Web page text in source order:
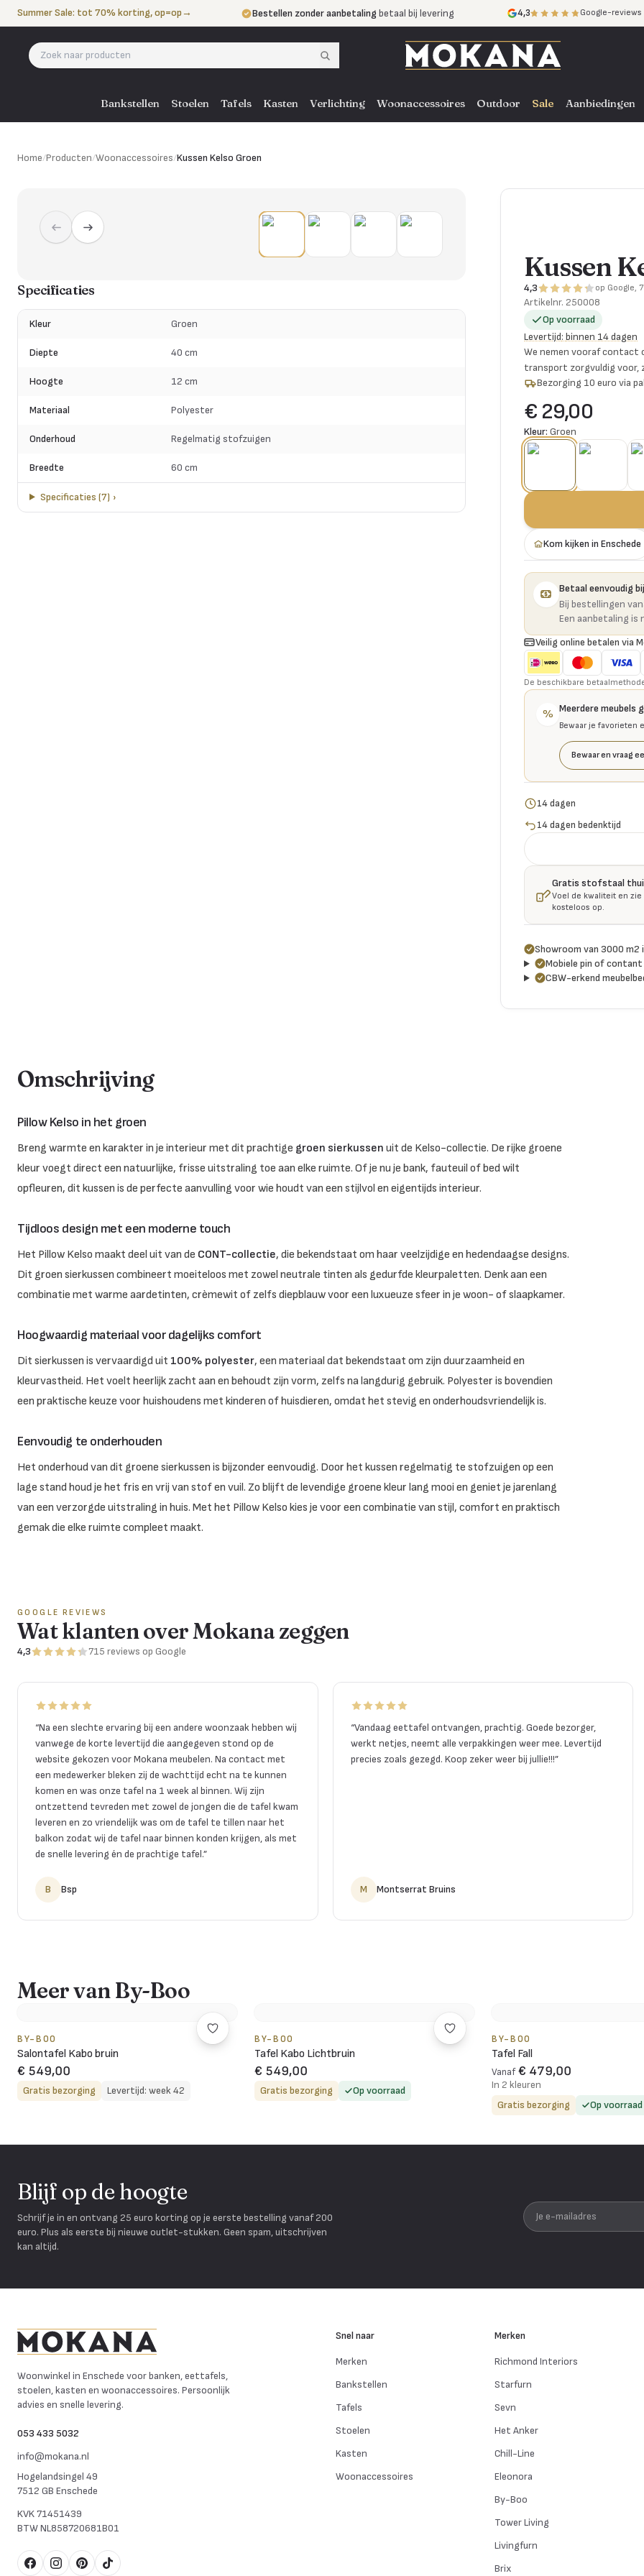
Naar de inhoud
Summer Sale: tot 70% korting, op=op→ Bestellen zonder aanbetaling betaal bij levering
Eigen bezorgdienst door heel NL, BE en DE
4,3 Google-reviews
Bankstellen Stoelen Tafels Kasten Verlichting Woonaccessoires Outdoor Sale Aanbiedingen
Home/Producten/Woonaccessoires/Kussen Kelso Groen
Specificaties
Kleur Groen
Diepte 40 cm
Hoogte 12 cm
Materiaal Polyester
Onderhoud Regelmatig stofzuigen
Breedte 60 cm
Specificaties (7) ›
Kussen
4,3 op Google,
Artikelnr. 250008
Op voorraad
Levertijd: binnen 14 dagen
We nemen vooraf contact
transport zorgvuldig voor,
Bezorging 10 euro via
€ 29,00
Kleur: Groen
Kom kijken in Enschede
Betaal eenvoudig
Bij bestellingen
Een aanbetaling is
Veilig online betalen via
De beschikbare
% Meerdere meubels
Bewaar je favorieten
Bewaar en vraag
14 dagen
14 dagen bedenktijd
Gratis stofstaal
Voel de kwaliteit en
kosteloos op.
Showroom van 3000 m2
Mobiele pin of contant
CBW-erkend
Omschrijving
Pillow Kelso in het groen
Breng warmte en karakter in je interieur met dit prachtige groen sierkussen uit de Kelso-collectie. De rijke groene
kleur voegt direct een natuurlijke, frisse uitstraling toe aan elke ruimte. Of je nu je bank, fauteuil of bed wilt
opfleuren, dit kussen is de perfecte aanvulling voor wie houdt van een stijlvol en eigentijds interieur.
Tijdloos design met een moderne touch
Het Pillow Kelso maakt deel uit van de CONT-collectie, die bekendstaat om haar veelzijdige en hedendaagse designs.
Dit groen sierkussen combineert moeiteloos met zowel neutrale tinten als gedurfde kleurpaletten. Denk aan een
combinatie met warme aardetinten, crèmewit of zelfs diepblauw voor een luxueuze sfeer in je woon- of slaapkamer.
Hoogwaardig materiaal voor dagelijks comfort
Dit sierkussen is vervaardigd uit 100% polyester, een materiaal dat bekendstaat om zijn duurzaamheid en
kleurvastheid. Het voelt heerlijk zacht aan en behoudt zijn vorm, zelfs na langdurig gebruik. Polyester is bovendien
een praktische keuze voor huishoudens met kinderen of huisdieren, omdat het stevig en onderhoudsvriendelijk is.
Eenvoudig te onderhouden
Het onderhoud van dit groene sierkussen is bijzonder eenvoudig. Door het kussen regelmatig te stofzuigen op een
lage stand houd je het fris en vrij van stof en vuil. Zo blijft de levendige groene kleur lang mooi en geniet je jarenlang
van een verzorgde uitstraling in huis. Met het Pillow Kelso kies je voor een combinatie van stijl, comfort en praktisch
gemak die elke ruimte compleet maakt.
GOOGLE REVIEWS
Wat klanten over Mokana zeggen
4,3 715 reviews op Google
“Na een slechte ervaring bij een andere woonzaak hebben wij
vanwege de korte levertijd die aangegeven stond op de
website gekozen voor Mokana meubelen. Na contact met
een medewerker bleken zij de wachttijd echt na te kunnen
komen en was onze tafel na 1 week al binnen. Wij zijn
ontzettend tevreden met zowel de jongen die de tafel kwam
leveren en zo vriendelijk was om de tafel te tillen naar het
balkon zodat wij de tafel naar binnen konden krijgen, als met
de snelle levering én de prachtige tafel.”
B Bsp
“Vandaag eettafel ontvangen, prachtig. Goede bezorger,
werkt netjes, neemt alle verpakkingen weer mee. Levertijd
precies zoals gezegd. Koop zeker weer bij jullie!!!”
M Montserrat Bruins
Meer van By-Boo
BY-BOO
Salontafel Kabo bruin
€ 549,00
Gratis bezorging Levertijd: week 42
BY-BOO
Tafel Kabo Lichtbruin
€ 549,00
Gratis bezorging Op voorraad
BY-BOO
Tafel Fall
Vanaf € 479,00
In 2 kleuren
Gratis bezorging
Op voorraad
Blijf op de hoogte
Schrijf je in en ontvang 25 euro korting op je eerste bestelling vanaf 200
euro. Plus als eerste bij nieuwe outlet-stukken. Geen spam, uitschrijven
kan altijd.
Je e-mailadres
Woonwinkel in Enschede voor banken, eettafels,
stoelen, kasten en woonaccessoires. Persoonlijk
advies en snelle levering.
053 433 5032
info@mokana.nl
Hogelandsingel 49
7512 GB Enschede
KVK71451439
BTWNL858720681B01
FacebookInstagram
Pinterest
TikTok
Snel naar
Merken
Bankstellen
Tafels
Stoelen
Kasten
Woonaccessoires
Merken
Richmond Interiors
Starfurn
Sevn
Het Anker
Chill-Line
Eleonora
By-Boo
Tower Living
Livingfurn
Brix